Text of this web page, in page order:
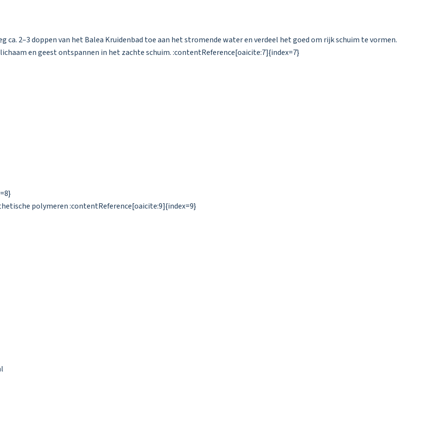
ca. 2–3 doppen van het Balea Kruidenbad toe aan het stromende water en verdeel het goed om rijk schuim te vormen.
en geest ontspannen in het zachte schuim. :contentReference[oaicite:7]{index=7}
polymeren :contentReference[oaicite:9]{index=9}